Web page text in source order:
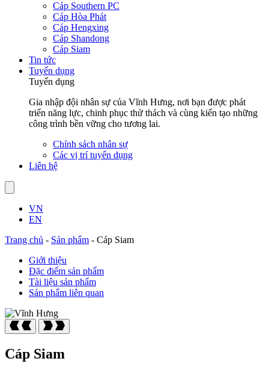
Cáp Southern PC
Cáp Hòa Phát
Cáp Hengxing
Cáp Shandong
Cáp Siam
Tin tức
Tuyển dụng
Tuyển dụng
Gia nhập đội nhân sự của Vĩnh Hưng, nơi bạn được phát
triển năng lực, chinh phục thử thách và cùng kiến tạo những
công trình bền vững cho tương lai.
Chính sách nhân sự
Các vị trí tuyển dụng
Liên hệ
VN
EN
Trang chủ - Sản phẩm - Cáp Siam
Giới thiệu
Đặc điểm sản phẩm
Tài liệu sản phẩm
Sản phẩm liên quan
Cáp Siam